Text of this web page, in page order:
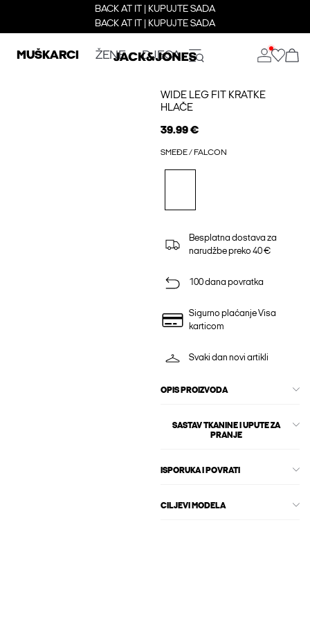
BACK AT IT | KUPUJTE SADA
BACK AT IT | KUPUJTE SADA
MUŠKARCI ŽENE DJECA
WIDE LEG FIT KRATKE
HLAČE
39.99 €
SMEĐE / FALCON
Besplatna dostava za
narudžbe preko 40 €
100 dana povratka
Sigurno plaćanje Visa
karticom
Svaki dan novi artikli
OPIS PROIZVODA
SASTAV TKANINE I UPUTE ZA
PRANJE
ISPORUKA I POVRATI
CILJEVI MODELA